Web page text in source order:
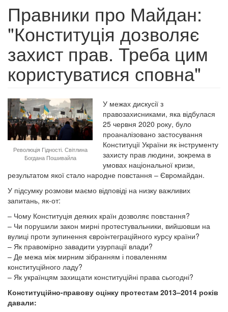
Правники про Майдан:
"Конституція дозволяє
захист прав. Треба цим
користуватися сповна"
Революція Гідності. Світлина
Богдана Пошивайла
У межах дискусії з
правозахисниками, яка відбулася
25 червня 2020 року, було
проаналізовано застосування
Конституції України як інструменту
захисту прав людини, зокрема в
умовах національної кризи,
результатом якої стало народне повстання – Євромайдан.
У підсумку розмови маємо відповіді на низку важливих
запитань, як-от:
– Чому Конституція деяких країн дозволяє повстання?
– Чи порушили закон мирні протестувальники, вийшовши на
вулиці проти зупинення євроінтеграційного курсу країни?
– Як правомірно завадити узурпації влади?
– Де межа між мирним зібранням і поваленням
конституційного ладу?
– Як українцям захищати конституційні права сьогодні?
Конституційно-правову оцінку протестам 2013–2014 років
давали: